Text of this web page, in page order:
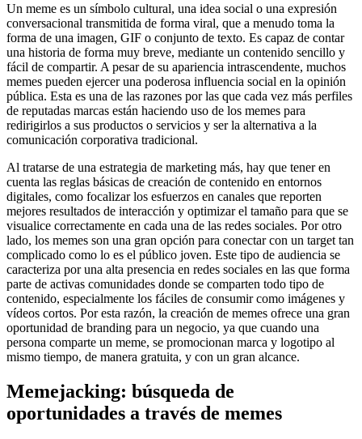
Un meme es un símbolo cultural, una idea social o una expresión
conversacional transmitida de forma viral, que a menudo toma la
forma de una imagen, GIF o conjunto de texto. Es capaz de contar
una historia de forma muy breve, mediante un contenido sencillo y
fácil de compartir. A pesar de su apariencia intrascendente, muchos
memes pueden ejercer una poderosa influencia social en la opinión
pública. Esta es una de las razones por las que cada vez más perfiles
de reputadas marcas están haciendo uso de los memes para
redirigirlos a sus productos o servicios y ser la alternativa a la
comunicación corporativa tradicional.
Al tratarse de una estrategia de marketing más, hay que tener en
cuenta las reglas básicas de creación de contenido en entornos
digitales, como focalizar los esfuerzos en canales que reporten
mejores resultados de interacción y optimizar el tamaño para que se
visualice correctamente en cada una de las redes sociales. Por otro
lado, los memes son una gran opción para conectar con un target tan
complicado como lo es el público joven. Este tipo de audiencia se
caracteriza por una alta presencia en redes sociales en las que forma
parte de activas comunidades donde se comparten todo tipo de
contenido, especialmente los fáciles de consumir como imágenes y
vídeos cortos. Por esta razón, la creación de memes ofrece una gran
oportunidad de branding para un negocio, ya que cuando una
persona comparte un meme, se promocionan marca y logotipo al
mismo tiempo, de manera gratuita, y con un gran alcance.
Memejacking: búsqueda de
oportunidades a través de memes